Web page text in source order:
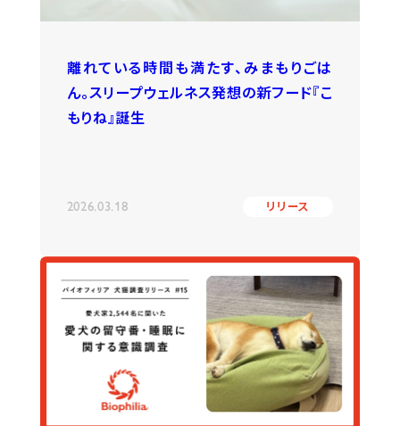
離れている時間も満たす、みまもりごは
ん。スリープウェルネス発想の新フード『こ
もりね』誕生
2026.03.18 リリース